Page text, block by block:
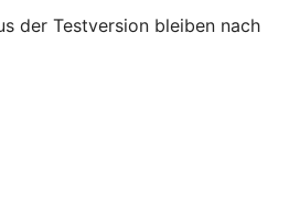
der Testversion bleiben nach